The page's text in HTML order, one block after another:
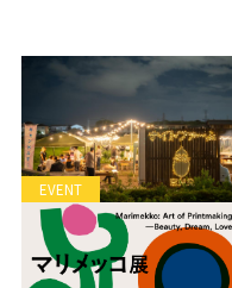
EVENT